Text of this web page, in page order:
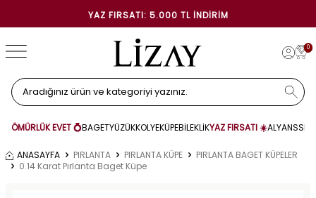
YAZ FIRSATI: 5.000 TL İNDIRIM
0
ÖMÜRLÜK EVET 💍BAGETYÜZÜKKOLYEKÜPEBİLEKLİKYAZ FIRSATI ☀️ALYANS
ANASAYFA PIRLANTA PIRLANTA KÜPE
PIRLANTA BAGET KÜPELER
0.14 Karat Pırlanta Baget Küpe